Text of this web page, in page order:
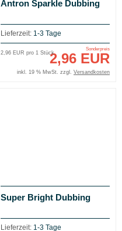
Antron Sparkle Dubbing
Lieferzeit: 1-3 Tage
Sonderpreis
2,96 EUR
2,96 EUR pro 1 Stück
inkl. 19 % MwSt. zzgl. Versandkosten
Super Bright Dubbing
Lieferzeit: 1-3 Tage